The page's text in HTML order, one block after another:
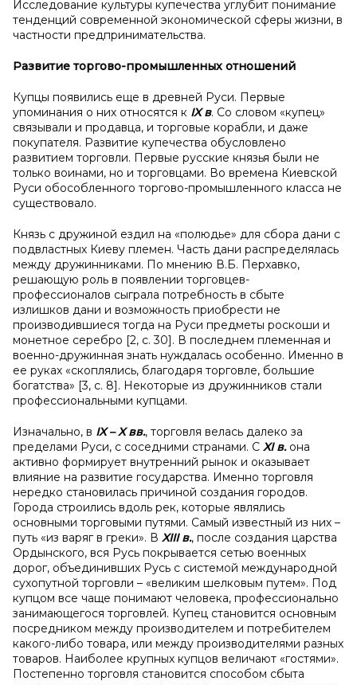
Исследование культуры купечества углубит понимание
тенденций современной экономической сферы жизни, в
частности предпринимательства.
Развитие торгово-промышленных отношений
Купцы появились еще в древней Руси. Первые
упоминания о них относятся к IX в. Со словом «купец»
связывали и продавца, и торговые корабли, и даже
покупателя. Развитие купечества обусловлено
развитием торговли. Первые русские князья были не
только воинами, но и торговцами. Во времена Киевской
Руси обособленного торгово-промышленного класса не
существовало.
Князь с дружиной ездил на «полюдье» для сбора дани с
подвластных Киеву племен. Часть дани распределялась
между дружинниками. По мнению В.Б. Перхавко,
решающую роль в появлении торговцев-
профессионалов сыграла потребность в сбыте
излишков дани и возможность приобрести не
производившиеся тогда на Руси предметы роскоши и
монетное серебро [2, с. 30]. В последнем племенная и
военно-дружинная знать нуждалась особенно. Именно в
ее руках «скоплялись, благодаря торговле, большие
богатства» [3, с. 8]. Некоторые из дружинников стали
профессиональными купцами.
Изначально, в IX – X вв., торговля велась далеко за
пределами Руси, с соседними странами. С XIв.она
активно формирует внутренний рынок и оказывает
влияние на развитие государства. Именно торговля
нередко становилась причиной создания городов.
Города строились вдоль рек, которые являлись
основными торговыми путями. Самый известный из них –
путь «из варяг в греки». В XIII в., после создания царства
Ордынского, вся Русь покрывается сетью военных
дорог, объединивших Русь с системой международной
сухопутной торговли – «великим шелковым путем». Под
купцом все чаще понимают человека, профессионально
занимающегося торговлей. Купец становится основным
посредником между производителем и потребителем
какого-либо товара, или между производителями разных
товаров. Наиболее крупных купцов величают «гостями».
Постепенно торговля становится способом сбыта